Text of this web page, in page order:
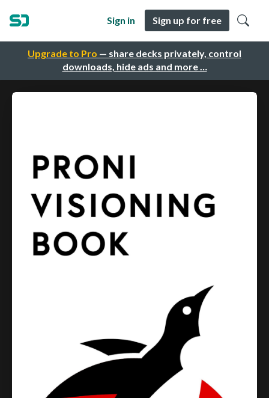
Upgrade to Pro — share decks privately, control
downloads, hide ads and more …
Sign in Sign up for free